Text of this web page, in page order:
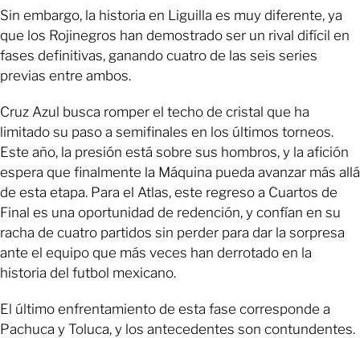
Sin embargo, la historia en Liguilla es muy diferente, ya
que los Rojinegros han demostrado ser un rival difícil en
fases definitivas, ganando cuatro de las seis series
previas entre ambos.
Cruz Azul busca romper el techo de cristal que ha
limitado su paso a semifinales en los últimos torneos.
Este año, la presión está sobre sus hombros, y la afición
espera que finalmente la Máquina pueda avanzar más allá
de esta etapa. Para el Atlas, este regreso a Cuartos de
Final es una oportunidad de redención, y confían en su
racha de cuatro partidos sin perder para dar la sorpresa
ante el equipo que más veces han derrotado en la
historia del futbol mexicano.
El último enfrentamiento de esta fase corresponde a
Pachuca y Toluca, y los antecedentes son contundentes.